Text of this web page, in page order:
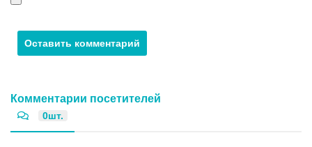
Комментарии посетителей
0шт.